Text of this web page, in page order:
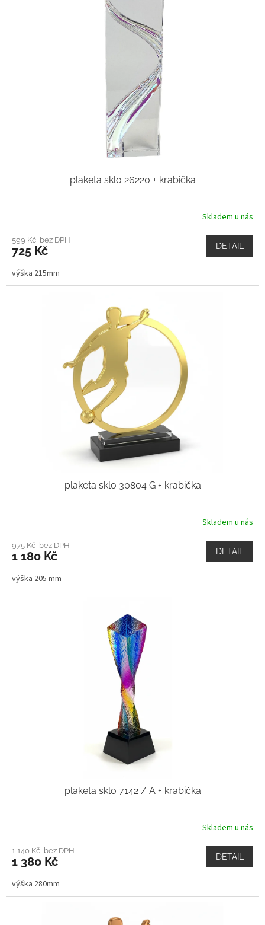
plaketa sklo 26220 + krabička
Skladem u nás
599 Kč bez DPH
725 Kč DETAIL
výška 215mm
plaketa sklo 30804 G + krabička
Skladem u nás
975 Kč bez DPH
1 180 Kč DETAIL
výška 205 mm
plaketa sklo 7142 / A + krabička
Skladem u nás
1 140 Kč bez DPH
1 380 Kč DETAIL
výška 280mm